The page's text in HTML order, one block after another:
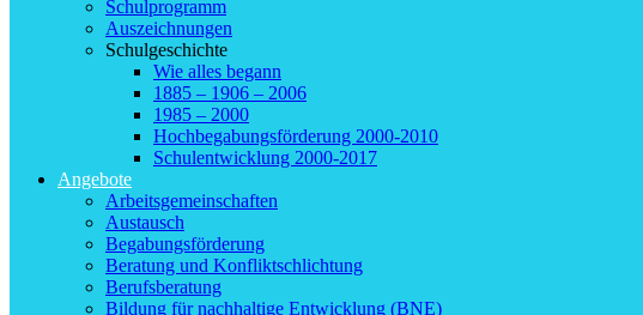
Schulprogramm
Auszeichnungen
Schulgeschichte
Wie alles begann
1885 – 1906 – 2006
1985 – 2000
Hochbegabungsförderung 2000-2010
Schulentwicklung 2000-2017
Angebote
Arbeitsgemeinschaften
Austausch
Begabungsförderung
Beratung und Konfliktschlichtung
Berufsberatung
Bildung für nachhaltige Entwicklung (BNE)